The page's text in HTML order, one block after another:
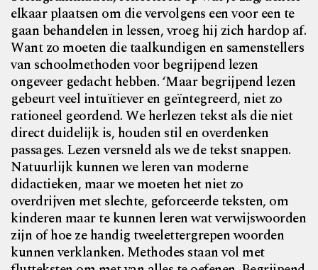
elkaar plaatsen om die vervolgens een voor een te
gaan behandelen in lessen, vroeg hij zich hardop af.
Want zo moeten die taalkundigen en samenstellers
van schoolmethoden voor begrijpend lezen
ongeveer gedacht hebben. ‘Maar begrijpend lezen
gebeurt veel intuïtiever en geïntegreerd, niet zo
rationeel geordend. We herlezen tekst als die niet
direct duidelijk is, houden stil en overdenken
passages. Lezen versneld als we de tekst snappen.
Natuurlijk kunnen we leren van moderne
didactieken, maar we moeten het niet zo
overdrijven met slechte, geforceerde teksten, om
kinderen maar te kunnen leren wat verwijswoorden
zijn of hoe ze handig tweelettergrepen woorden
kunnen verklanken. Methodes staan vol met